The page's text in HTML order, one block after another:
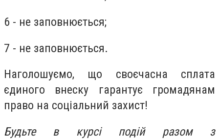
6 - не заповнюється;
7 - не заповнюється.
Наголошуємо, що своєчасна сплата
єдиного внеску гарантує громадянам
право на соціальний захист!
Будьте в курсі подій разом з